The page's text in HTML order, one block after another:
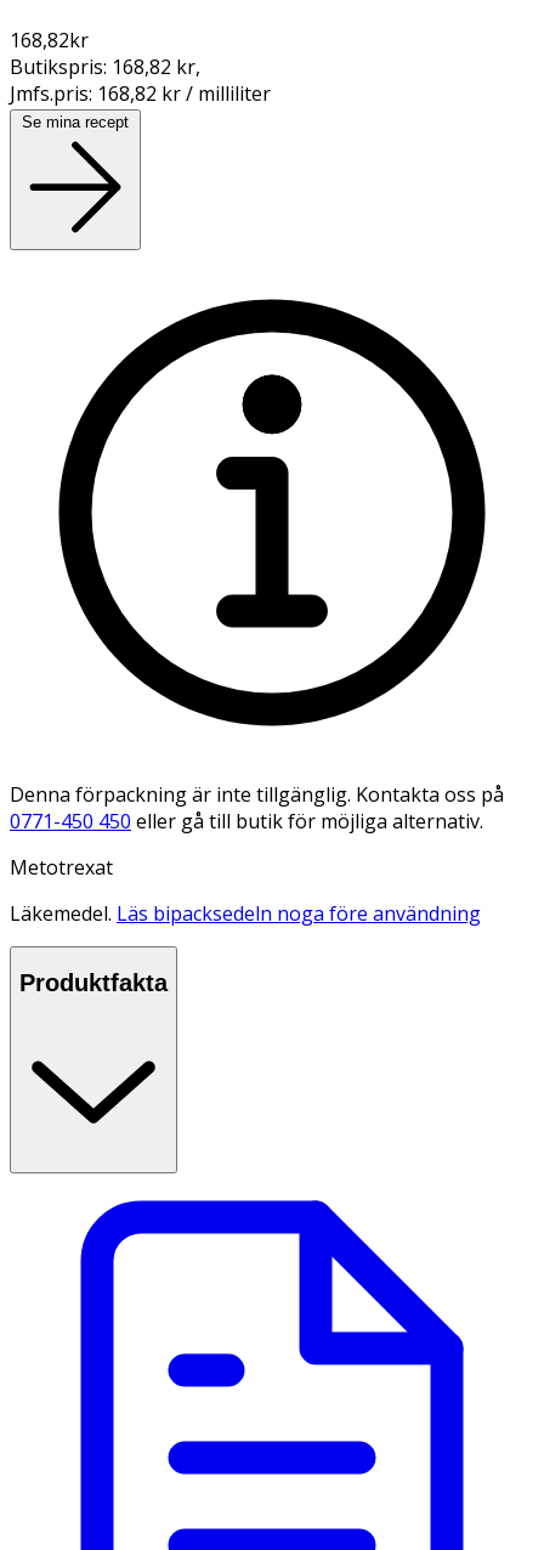
168,82kr
Butikspris: 168,82 kr,
Jmfs.pris: 168,82 kr / milliliter
Se mina recept
Denna förpackning är inte tillgänglig. Kontakta oss på
0771-450 450 eller gå till butik för möjliga alternativ.
Metotrexat
Läkemedel. Läs bipacksedeln noga före användning
Produktfakta